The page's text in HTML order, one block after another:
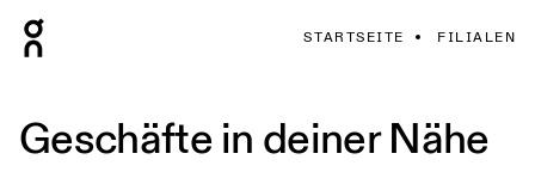
STARTSEITE FILIALEN
Geschäfte in deiner Nähe